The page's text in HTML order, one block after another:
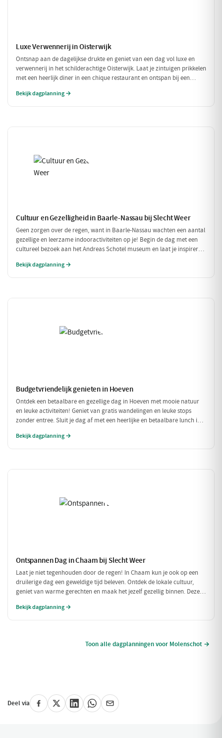
Luxe Verwennerij in Oisterwijk
Ontsnap aan de dagelijkse drukte en geniet van een dag vol luxe en
verwennerij in het schilderachtige Oisterwijk. Laat je zintuigen prikkelen
met een heerlijk diner in een chique restaurant en ontspan bij een
in de watten te leggen.
Bekijk dagplanning →
Cultuur en Gezelligheid in Baarle-Nassau bij Slecht Weer
Geen zorgen over de regen, want in Baarle-Nassau wachten een aantal
gezellige en leerzame indooractiviteiten op je! Begin de dag met een
cultureel bezoek aan het Andreas Schotel museum en laat je inspireren
knusse Grand Café De Beerze voordat je weer verder gaat met een
Bekijk dagplanning →
Budgetvriendelijk genieten in Hoeven
Ontdek een betaalbare en gezellige dag in Hoeven met mooie natuur
en leuke activiteiten! Geniet van gratis wandelingen en leuke stops
zonder entree. Sluit je dag af met een heerlijke en betaalbare lunch in
Bekijk dagplanning →
Ontspannen Dag in Chaam bij Slecht Weer
Laat je niet tegenhouden door de regen! In Chaam kun je ook op een
druilerige dag een geweldige tijd beleven. Ontdek de lokale cultuur,
geniet van warme gerechten en maak het jezelf gezellig binnen. Deze
wilt genieten van alles wat Chaam te bieden heeft.
Bekijk dagplanning →
Toon alle dagplanningen voor Molenschot →
Deel via